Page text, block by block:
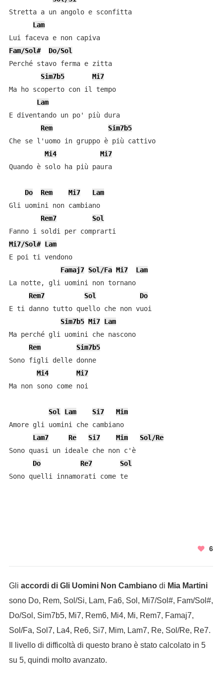
Stretta a un angolo e sconfitta
Lam
Lui faceva e non capiva
Fam/Sol#
Do/Sol
Perché stavo ferma e zitta
Sim7b5
Mi7
Ma ho scoperto con il tempo
Lam
E diventando un po' più dura
Rem
Sim7b5
Che se l'uomo in gruppo è più cattivo
Mi4
Mi7
Quando è solo ha più paura
Do Rem Mi7
Lam
Gli uomini non cambiano
Rem7
Sol
Mi7/Sol# Lam
E poi ti vendono
Famaj7 Sol/Fa Mi7
Lam
La notte, gli uomini non tornano
Rem7
Sol
Do
E ti danno tutto quello che non vuoi
Sim7b5 Mi7 Lam
Ma perché gli uomini che nascono
Rem
Sim7b5
Sono figli delle donne
Mi4
Mi7
Ma non sono come noi
Sol Lam Si7
Mim
Amore gli uomini che cambiano
Lam7
Re Si7 Mim
Sol/Re
Sono quasi un ideale che non c'è
Do
Re7
Sol
Sono quelli innamorati come te
6
Gli accordi di Gli Uomini Non Cambianodi Mia Martini
sono Do, Rem, Sol/Si, Lam, Fa6, Sol, Mi7/Sol#, Fam/Sol#,
Do/Sol, Sim7b5, Mi7, Rem6, Mi4, Mi, Rem7, Famaj7,
Sol/Fa, Sol7, La4, Re6, Si7, Mim, Lam7, Re, Sol/Re, Re7.
Il livello di difficoltà di questo brano è stato calcolato in 5
su 5, quindi molto avanzato.